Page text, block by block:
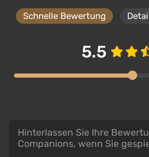
Schnelle Bewertung
5.5